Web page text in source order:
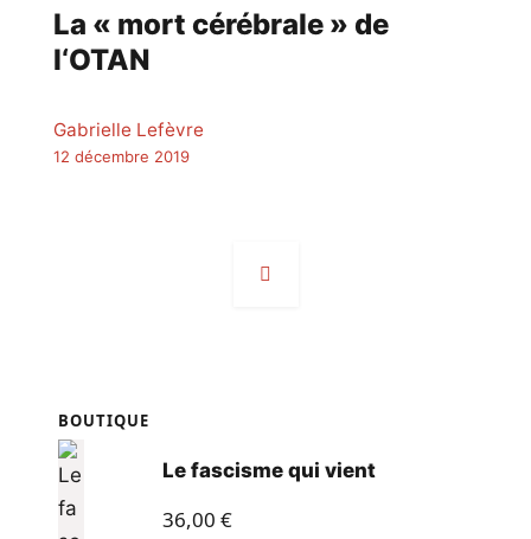
La « mort cérébrale » de
l‘OTAN
Gabrielle Lefèvre
12 décembre 2019
BOUTIQUE
Le fascisme qui vient
36,00 €